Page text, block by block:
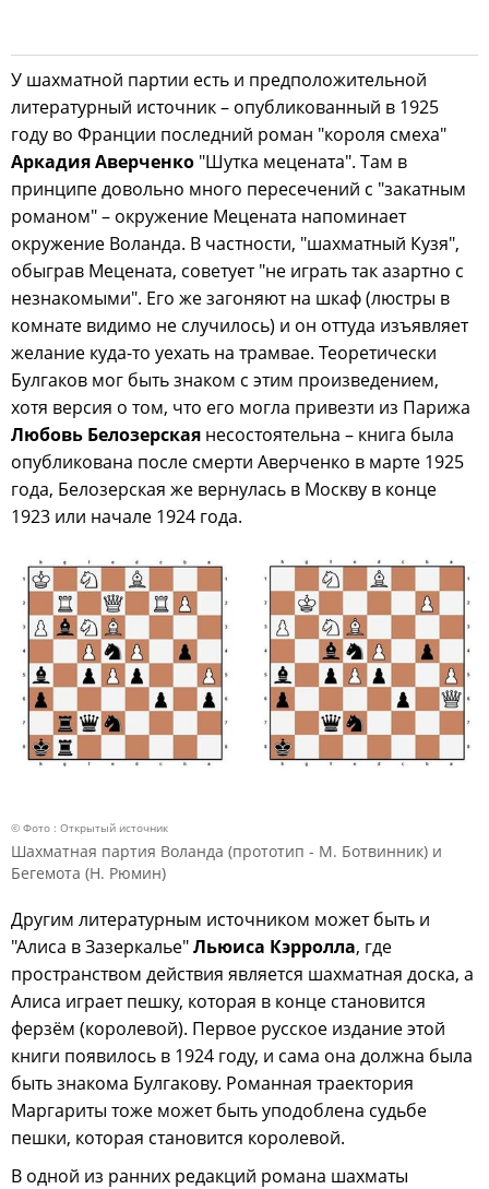
У шахматной партии есть и предположительной
литературный источник – опубликованный в 1925
году во Франции последний роман "короля смеха"
Аркадия Аверченко "Шутка мецената". Там в
принципе довольно много пересечений с "закатным
романом" – окружение Мецената напоминает
окружение Воланда. В частности, "шахматный Кузя",
обыграв Мецената, советует "не играть так азартно с
незнакомыми". Его же загоняют на шкаф (люстры в
комнате видимо не случилось) и он оттуда изъявляет
желание куда-то уехать на трамвае. Теоретически
Булгаков мог быть знаком с этим произведением,
хотя версия о том, что его могла привезти из Парижа
Любовь Белозерская несостоятельна – книга была
опубликована после смерти Аверченко в марте 1925
года, Белозерская же вернулась в Москву в конце
1923 или начале 1924 года.
© Фото : Открытый источник
Шахматная партия Воланда (прототип - М. Ботвинник) и
Бегемота (Н. Рюмин)
Другим литературным источником может быть и
"Алиса в Зазеркалье"Льюиса Кэрролла, где
пространством действия является шахматная доска, а
Алиса играет пешку, которая в конце становится
ферзём (королевой). Первое русское издание этой
книги появилось в 1924 году, и сама она должна была
быть знакома Булгакову. Романная траектория
Маргариты тоже может быть уподоблена судьбе
пешки, которая становится королевой.
В одной из ранних редакций романа шахматы